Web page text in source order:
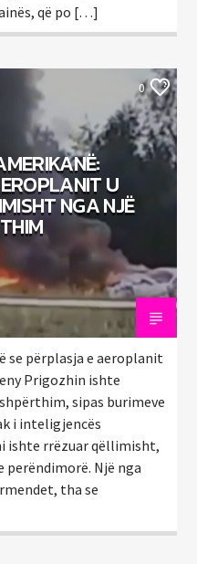
që po […]
0
U
NGA NJË
se përplasja e aeroplanit
Prigozhin ishte
sipas burimeve
i inteligjencës
ishte rrëzuar qëllimisht,
Një nga
tha se